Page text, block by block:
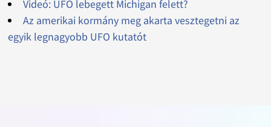
Videó: UFO lebegett Michigan felett?
Az amerikai kormány meg akarta vesztegetni az
egyik legnagyobb UFO kutatót